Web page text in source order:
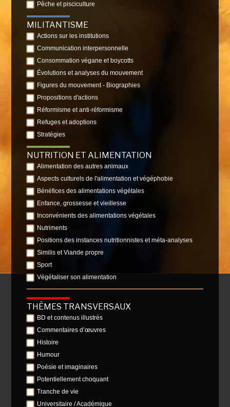
Pêche et pisciculture
MILITANTISME
Actions sur les institutions
Communication interpersonnelle
Consommation végane et boycotts
Évolutions et analyses du mouvement
Figures du mouvement - Biographies
Propositions d'actions
Réformisme et anti-réformisme
Refuges et adoptions
Stratégies
NUTRITION ET ALIMENTATION
Alimentation des autres animaux
Aspects culturels de l'alimentation et végéphobie
Bénéfices des alimentations végétales
Enfance, grossesse et vieillesse
Inconvénients des alimentations végétales
Nutriments
Positions des instances nutritionnistes et méta-analyses
Similis et Viande propre
Sport
Végétaliser son alimentation
THÈMES TRANSVERSAUX
BD et contenus illustrés
Commentaires d’œuvres
Histoire
Humour
Poésie et imaginaires
Potentiellement choquant
Tranche de vie
Universitaire / Académique